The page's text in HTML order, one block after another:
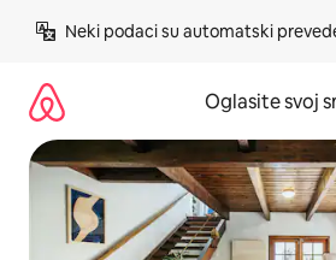
Neki podaci su automatski
Oglasite svoj